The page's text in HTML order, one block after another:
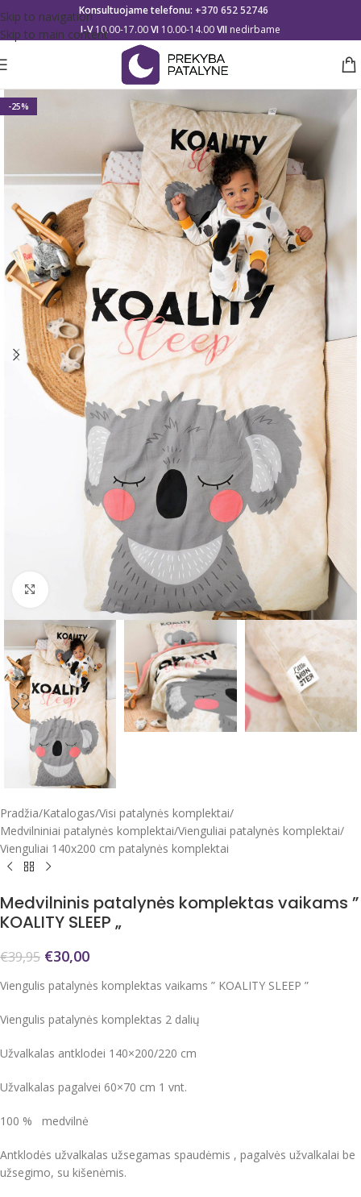
Skip to navigation
Skip to main content
Konsultuojame telefonu: +370 652 52746
I-V10.00-17.00VI 10.00-14.00VII nedirbame
-25%
Click to enlarge
Pradžia/Katalogas/Visi patalynės komplektai/
Medvilniniai patalynės komplektai/Vienguliai patalynės komplektai/
Vienguliai 140x200 cm patalynės komplektai
Medvilninis patalynės komplektas vaikams ”
KOALITY SLEEP „
€39,95 €30,00
Viengulis patalynės komplektas vaikams ” KOALITY SLEEP ”
Viengulis patalynės komplektas 2 dalių
Užvalkalas antklodei 140×200/220 cm
Užvalkalas pagalvei 60×70 cm 1 vnt.
100 % medvilnė
Antklodės užvalkalas užsegamas spaudėmis , pagalvės užvalkalai be
užsegimo, su kišenėmis.